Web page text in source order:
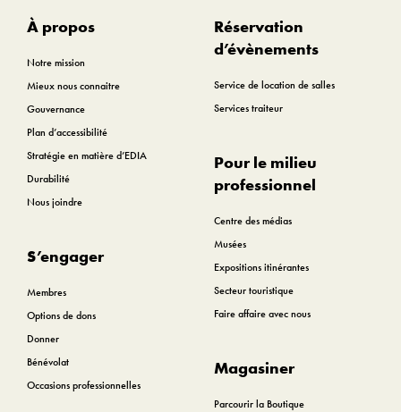
À propos
Notre mission
Mieux nous connaitre
Gouvernance
Plan d’accessibilité
Stratégie en matière d’EDIA
Durabilité
Nous joindre
S’engager
Membres
Options de dons
Donner
Bénévolat
Occasions professionnelles
Réservation
d’évènements
Service de location de salles
Services traiteur
Pour le milieu
professionnel
Centre des médias
Musées
Expositions itinérantes
Secteur touristique
Faire affaire avec nous
Magasiner
Parcourir la Boutique